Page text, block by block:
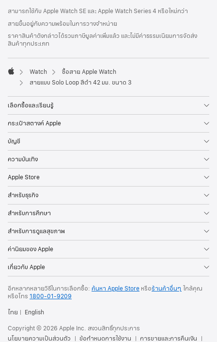
ท้าย
กระดาษ
เชิงอรรถ
สามารถใช้กับ Apple Watch SE และ Apple Watch Series 4 หรือใหม่กว่า
สายขึ้นอยู่กับความพร้อมในการวางจำหน่าย
ราคาสินค้าดังกล่าวได้รวมภาษีมูลค่าเพิ่มแล้ว และไม่มีค่าธรรมเนียมการจัดส่ง
สินค้าทุกประเภท
Apple
Watch
ซื้อสาย Apple Watch
สายแบบ Solo Loop สีดำ 42 มม. ขนาด 3
เลือกซื้อและเรียนรู้
กระเป๋าสตางค์ Apple
บัญชี
ความบันเทิง
Apple Store
สำหรับธุรกิจ
สำหรับการศึกษา
สำหรับการดูแลสุขภาพ
ค่านิยมของ Apple
เกี่ยวกับ Apple
อีกหลากหลายวิธีในการเลือกซื้อ: ค้นหา Apple Store หรือร้านค้าอื่นๆ ใกล้คุณ
หรือโทร 1800-01-9209
ไทย
English
Copyright © 2026 Apple Inc. สงวนสิทธิ์ทุกประการ
นโยบายความเป็นส่วนตัว
ข้อกำหนดการใช้งาน การขายและการคืนเงิน